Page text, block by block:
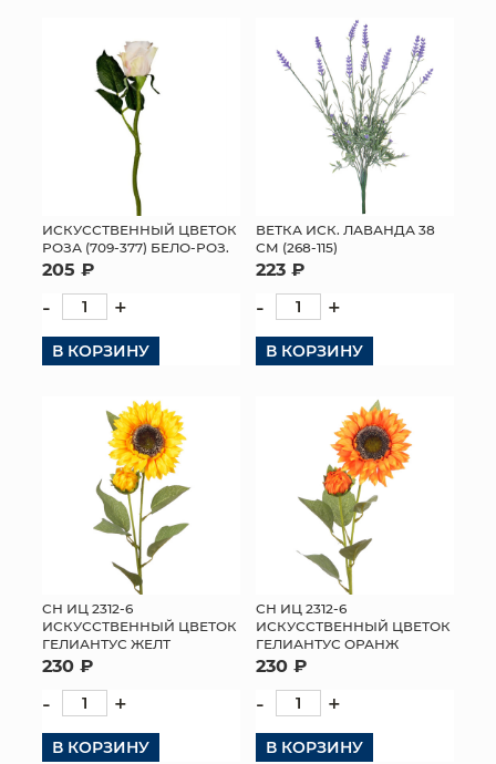
ИСКУССТВЕННЫЙ ЦВЕТОК
РОЗА (709-377) БЕЛО-РОЗ.
205 ₽
- +
В КОРЗИНУ
ВЕТКА ИСК. ЛАВАНДА 38
СМ (268-115)
223 ₽
- +
В КОРЗИНУ
СН ИЦ 2312-6
ИСКУССТВЕННЫЙ ЦВЕТОК
ГЕЛИАНТУС ЖЕЛТ
230 ₽
- +
В КОРЗИНУ
СН ИЦ 2312-6
ИСКУССТВЕННЫЙ ЦВЕТОК
ГЕЛИАНТУС ОРАНЖ
230 ₽
- +
В КОРЗИНУ